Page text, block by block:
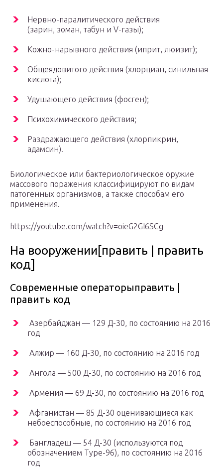
Нервно-паралитического действия
(зарин, зоман, табун и V-газы);
Кожно-нарывного действия (иприт, люизит);
Общеядовитого действия (хлорциан, синильная
кислота);
Удушающего действия (фосген);
Психохимического действия;
Раздражающего действия (хлорпикрин,
адамсин).
Биологическое или бактериологическое оружие
массового поражения классифицируют по видам
патогенных организмов, а также способам его
применения.
https://youtube.com/watch?v=oieG2GI6SCg
На вооружении[править | править
код]
Современные операторыправить |
править код
Азербайджан — 129 Д-30, по состоянию на 2016
год
Алжир — 160 Д-30, по состоянию на 2016 год
Ангола — 500 Д-30, по состоянию на 2016 год
Армения — 69 Д-30, по состоянию на 2016 год
Афганистан — 85 Д-30 оценивающиеся как
небоеспособные, по состоянию на 2016 год
Бангладеш — 54 Д-30 (используются под
обозначением Тype-96), по состоянию на 2016
год